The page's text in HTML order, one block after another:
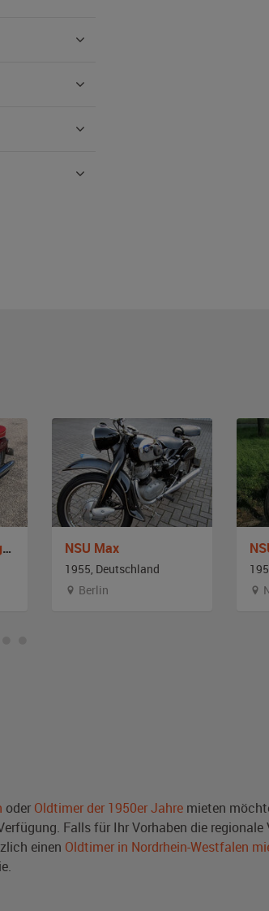
NSU Max mit Beiwagen Steib LS200 NSU Max
1955, Deutschland
Berlin
oder Oldtimer der 1950er Jahre mieten
Falls für Ihr Vorhaben die
einen Oldtimer in Nordrhein-Westfalen